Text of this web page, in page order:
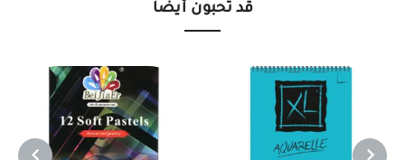
قد تحبون أيضا